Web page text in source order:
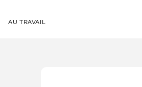
AU TRAVAIL